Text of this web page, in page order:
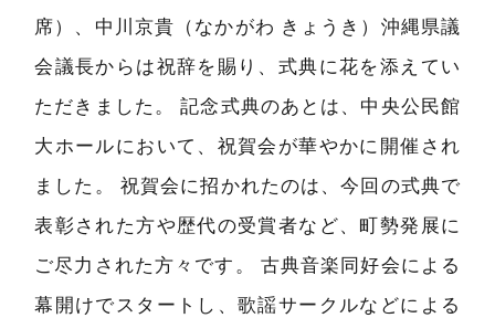
席）、中川京貴（なかがわ きょうき）沖縄県議
会議長からは祝辞を賜り、式典に花を添えてい
ただきました。 記念式典のあとは、中央公民館
大ホールにおいて、祝賀会が華やかに開催され
ました。 祝賀会に招かれたのは、今回の式典で
表彰された方や歴代の受賞者など、町勢発展に
ご尽力された方々です。 古典音楽同好会による
幕開けでスタートし、歌謡サークルなどによる